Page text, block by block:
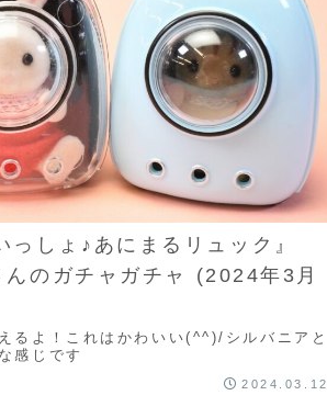
っしょ♪あにまるリュック』
のガチャガチャ (2024年3月
るよ！これはかわいい(^^)/シルバニアと
感じです
2024.03.12